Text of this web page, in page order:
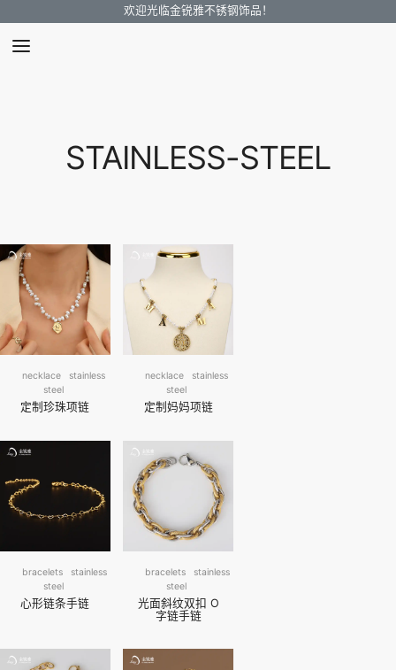
欢迎光临金锐雅不锈钢饰品！
STAINLESS-STEEL
necklace
stainless
steel
定制珍珠项链
necklace
stainless
steel
定制妈妈项链
bracelets
stainless
steel
心形链条手链
bracelets
stainless
steel
光面斜纹双扣 O
字链手链